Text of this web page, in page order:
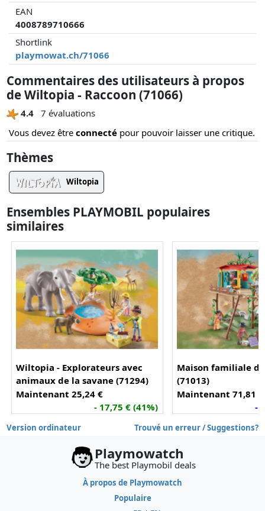
EAN
4008789710666
Shortlink
playmowat.ch/71066
Commentaires des utilisateurs à propos
de Wiltopia - Raccoon (71066)
4.4 7 évaluations
Vous devez être connecté pour pouvoir laisser une critique.
Thèmes
Wiltopia
Ensembles PLAYMOBIL populaires
similaires
Wiltopia - Explorateurs avec
animaux de la savane (71294)
Maintenant 25,24 €
- 17,75 € (41%)
Maison familiale
(71013)
Maintenant 71,81 €
-
Version ordinateur Trouvé un erreur / Suggestions?
Playmowatch
The best Playmobil deals
À propos de Playmowatch
Populaire